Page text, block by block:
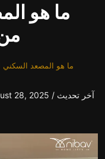
ما هو
ما هو المصعد